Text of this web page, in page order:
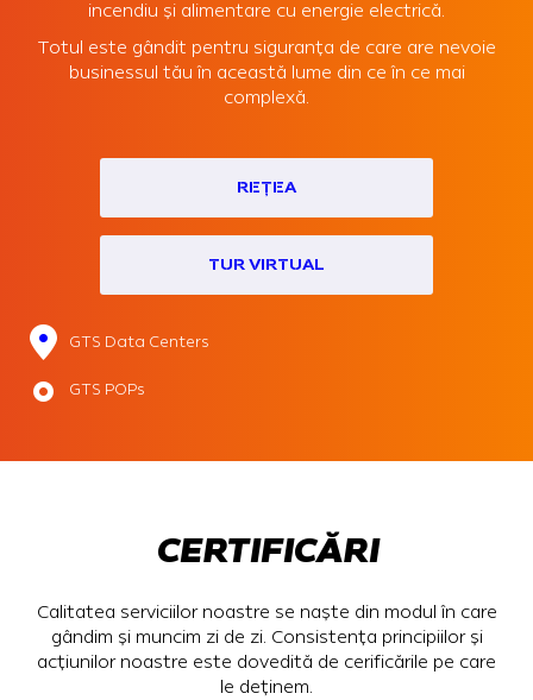
incendiu și alimentare cu energie electrică.
Totul este gândit pentru siguranța de care are nevoie
businessul tău în această lume din ce în ce mai
complexă.
REȚEA
TUR VIRTUAL
GTS Data Centers
GTS POPs
CERTIFICĂRI
Calitatea serviciilor noastre se naște din modul în care
gândim și muncim zi de zi. Consistența principiilor și
acțiunilor noastre este dovedită de cerificările pe care
le deținem.